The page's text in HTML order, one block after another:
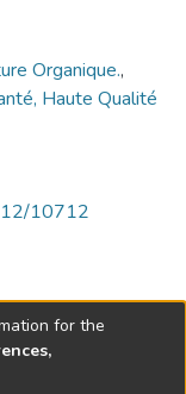
Organique.,
Haute Qualité
10712
for the